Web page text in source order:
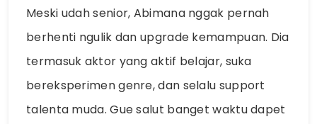
Meski udah senior, Abimana nggak pernah
berhenti ngulik dan upgrade kemampuan. Dia
termasuk aktor yang aktif belajar, suka
bereksperimen genre, dan selalu support
talenta muda. Gue salut banget waktu dapet